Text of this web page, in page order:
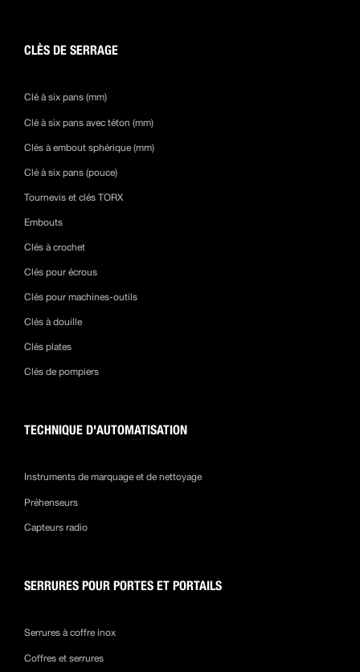
CLÈS DE SERRAGE
Clé à six pans (mm)
Clé à six pans avec téton (mm)
Clés à embout sphérique (mm)
Clé à six pans (pouce)
Tournevis et clés TORX
Embouts
Clés à crochet
Clés pour écrous
Clés pour machines-outils
Clés à douille
Clés plates
Clés de pompiers
TECHNIQUE D'AUTOMATISATION
Instruments de marquage et de nettoyage
Préhenseurs
Capteurs radio
SERRURES POUR PORTES ET PORTAILS
Serrures à coffre inox
Coffres et serrures